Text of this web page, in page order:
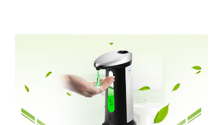
microSD
memóriakártyák